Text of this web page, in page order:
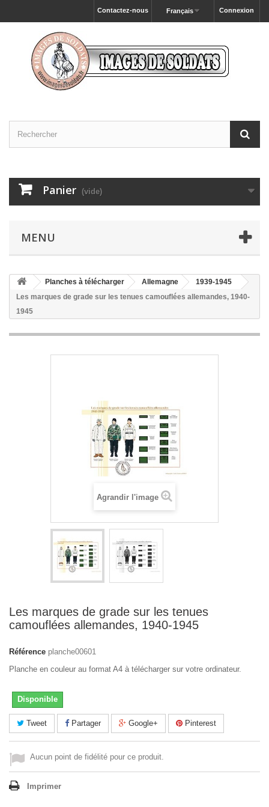
Connexion
Français
Contactez-nous
Panier (vide)
MENU
Planches à télécharger Allemagne
1939-1945
Les marques de grade sur les tenues camouflées allemandes, 1940-
1945
Agrandir l'image
Les marques de grade sur les tenues
camouflées allemandes, 1940-1945
Référence planche00601
Planche en couleur au format A4 à télécharger sur votre ordinateur.
Disponible
Tweet Partager Google+ Pinterest
Aucun point de fidélité pour ce produit.
Imprimer